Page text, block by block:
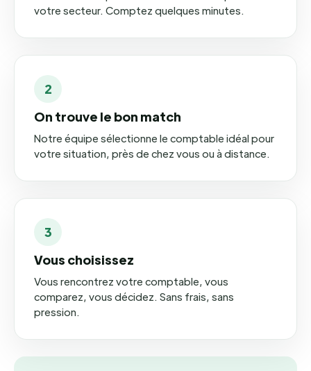
votre secteur. Comptez quelques minutes.
2
On trouve le bon match
Notre équipe sélectionne le comptable idéal pour
votre situation, près de chez vous ou à distance.
3
Vous choisissez
Vous rencontrez votre comptable, vous
comparez, vous décidez. Sans frais, sans
pression.